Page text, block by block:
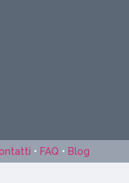
• FAQ • Blog